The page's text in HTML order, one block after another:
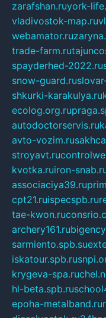
zarafshan.ruyork-
vladivostok-map.ru
webamator.ru
trade-farm.ru
spayderhed-2022.ru
snow-guard.ru
shkurki-karakulya.ru
ecolog.org.ru
autodoctorservis.ru
avto-vozim.ru
stroyavt.ru
kvotka.ruiron-
associaciya39.ru
cpt21.ruispecspb.ru
tae-kwon.ru
archery161.ru
sarmiento.spb.su
iskatour.spb.ru
krygeva-spa.ru
hl-beta.spb.ru
epoha-metalband.ru